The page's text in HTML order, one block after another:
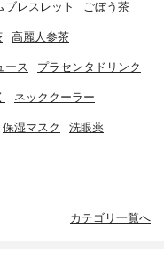
ブレスレット ごぼう茶
高麗人参茶
ース プラセンタドリンク
ネッククーラー
保湿マスク 洗眼薬
カテゴリ一覧へ